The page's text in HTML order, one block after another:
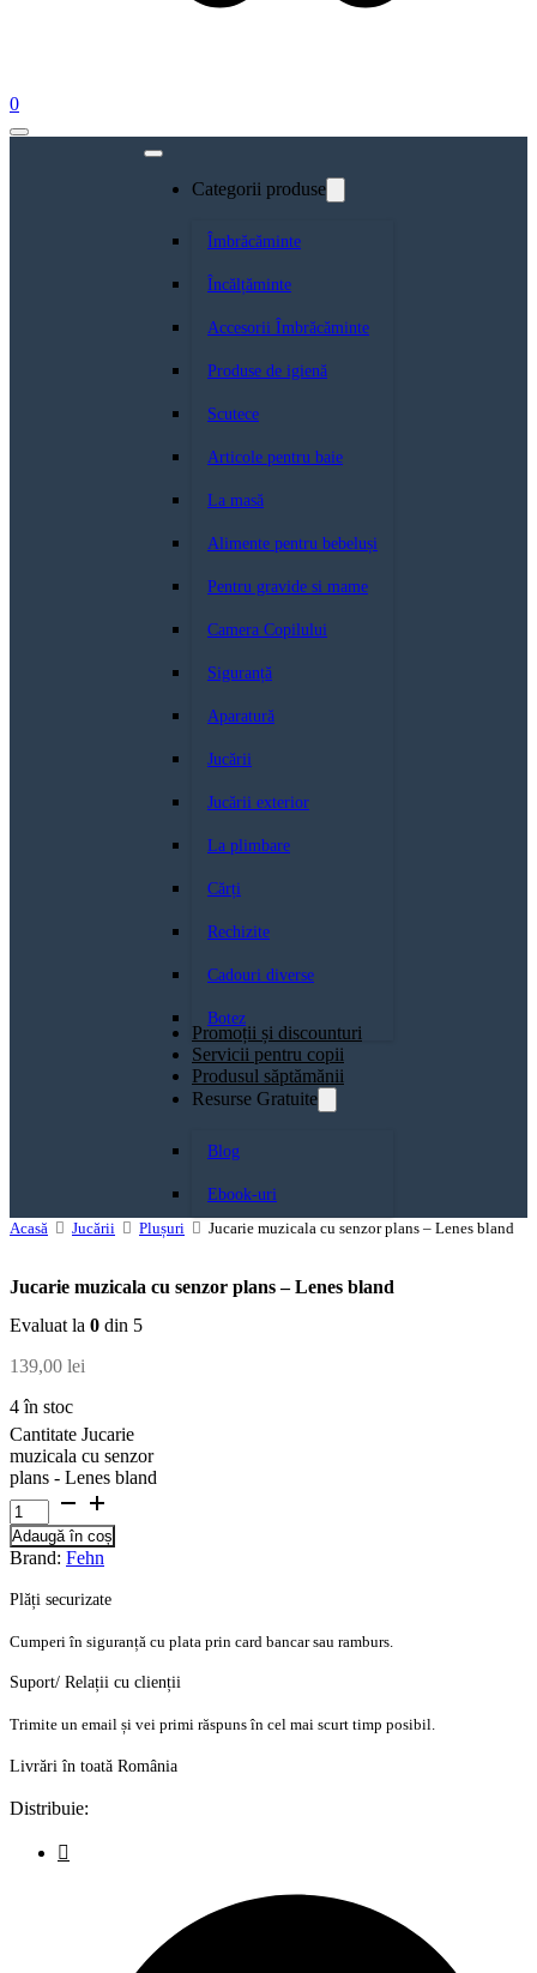
0
Categorii produse
Îmbrăcăminte
Încălțăminte
Accesorii Îmbrăcăminte
Produse de igienă
Scutece
Articole pentru baie
La masă
Alimente pentru bebeluși
Pentru gravide si mame
Camera Copilului
Siguranță
Aparatură
Jucării
Jucării exterior
La plimbare
Cărți
Rechizite
Cadouri diverse
Botez
Promoții și discounturi
Servicii pentru copii
Produsul săptămănii
Resurse Gratuite
Blog
Ebook-uri
Acasă
Jucării Plușuri Jucarie muzicala cu senzor plans – Lenes bland
Jucarie muzicala cu senzor plans – Lenes bland
Evaluat la 0 din 5
139,00 lei
4 în stoc
Cantitate Jucarie
muzicala cu senzor
plans - Lenes bland
Adaugă în coș
Brand: Fehn
Plăți securizate
Cumperi în siguranță cu plata prin card bancar sau ramburs.
Suport/ Relații cu clienții
Trimite un email și vei primi răspuns în cel mai scurt timp posibil.
Livrări în toată România
Distribuie: